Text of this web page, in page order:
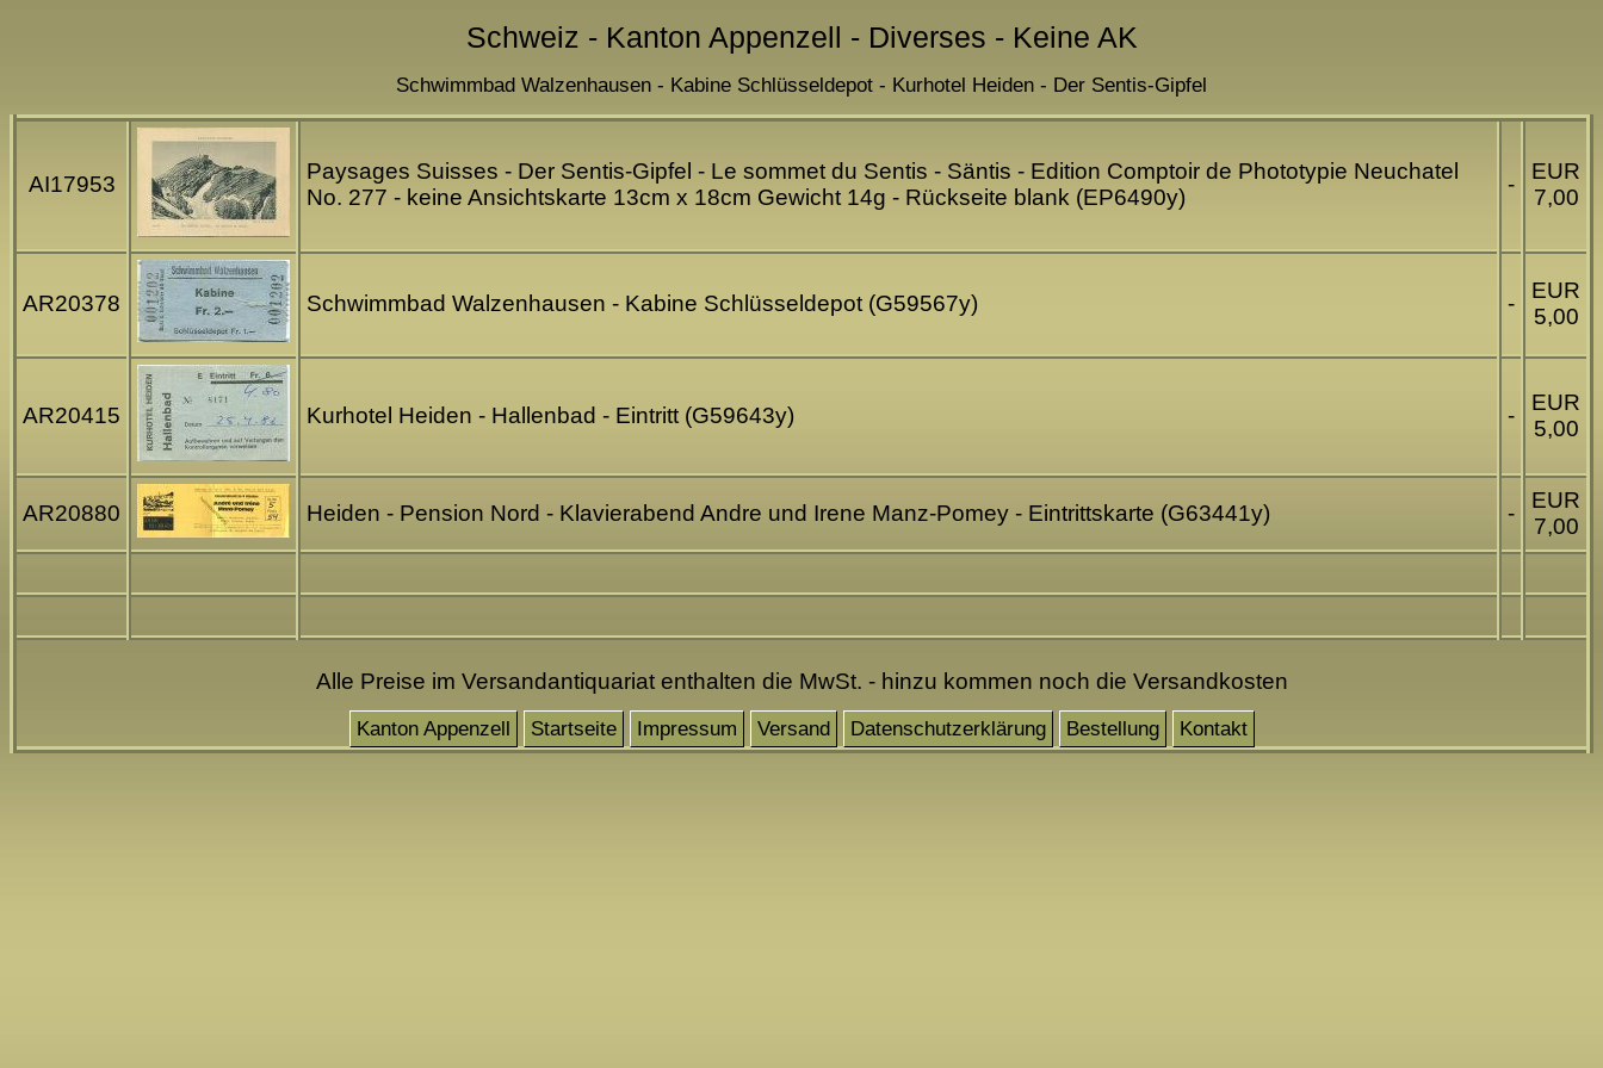
Schweiz - Kanton Appenzell - Diverses - Keine AK
Schwimmbad Walzenhausen - Kabine Schlüsseldepot - Kurhotel Heiden - Der Sentis-Gipfel
AI17953
Paysages Suisses - Der Sentis-Gipfel - Le sommet du Sentis - Säntis - Edition Comptoir de Phototypie Neuchatel
No. 277 - keine Ansichtskarte 13cm x 18cm Gewicht 14g - Rückseite blank (EP6490y)
-
EUR
7,00
AR20378 Schwimmbad Walzenhausen - Kabine Schlüsseldepot (G59567y) -
EUR
5,00
AR20415 Kurhotel Heiden - Hallenbad - Eintritt (G59643y) -
EUR
5,00
AR20880 Heiden - Pension Nord - Klavierabend Andre und Irene Manz-Pomey - Eintrittskarte (G63441y) -
EUR
7,00
Alle Preise im Versandantiquariat enthalten die MwSt. - hinzu kommen noch die Versandkosten
Kanton Appenzell Startseite Impressum Versand Datenschutzerklärung Bestellung Kontakt